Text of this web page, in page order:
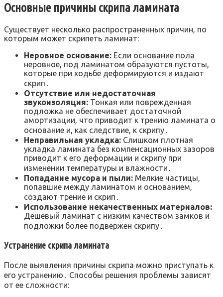
Основные причины скрипа ламината
Существует несколько распространенных причин, по
которым может скрипеть ламинат:
Неровное основание: Если основание пола
неровное, под ламинатом образуются пустоты,
которые при ходьбе деформируются и издают
скрип․
Отсутствие или недостаточная
звукоизоляция: Тонкая или поврежденная
подложка не обеспечивает достаточной
амортизации, что приводит к трению ламината о
основание и, как следствие, к скрипу․
Неправильная укладка: Слишком плотная
укладка ламината без компенсационных зазоров
приводит к его деформации и скрипу при
изменении температуры и влажности․
Попадание мусора и пыли: Мелкие частицы,
попавшие между ламинатом и основанием,
создают трение и скрип․
Использование некачественных материалов:
Дешевый ламинат с низким качеством замков и
подложки более подвержен скрипу․
Устранение скрипа ламината
После выявления причины скрипа можно приступать к
его устранению․ Способы решения проблемы зависят
от ее сложности: